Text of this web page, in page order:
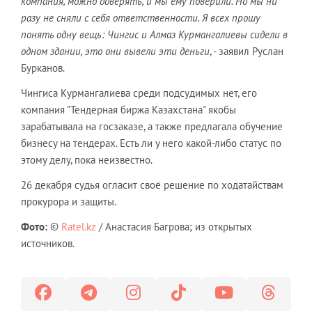
разу не сняли с себя ответственности. Я всех прошу
понять одну вещь: Чингис и Алмаз Курмангалиевы сидели в
одном здании, это они вывели эти деньги, - заявил Руслан
Бурканов.
Чингиса Курмангалиева среди подсудимых нет, его
компания "Тендерная биржа Казахстана" якобы
зарабатывала на госзаказе, а также предлагала обучение
бизнесу на тендерах. Есть ли у него какой-либо статус по
этому делу, пока неизвестно.
26 декабря судья огласит своё решение по ходатайствам
прокурора и защиты.
Фото: © Ratel.kz / Анастасия Багрова; из открытых
источников.